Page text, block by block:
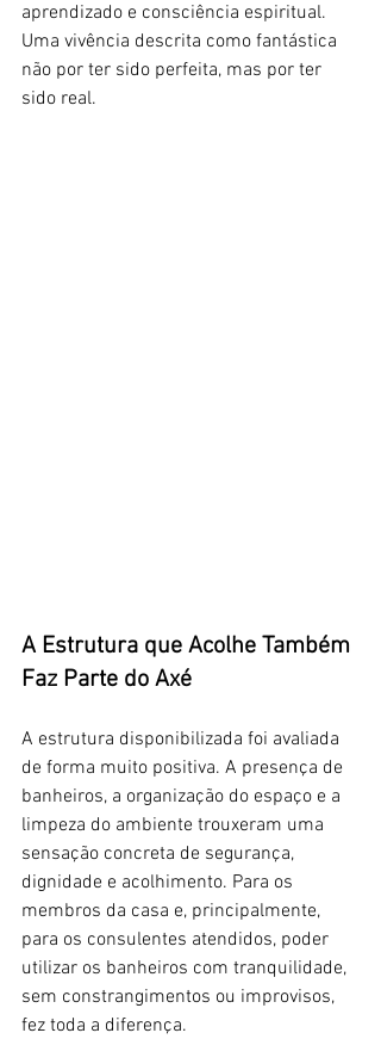
aprendizado e consciência espiritual.
Uma vivência descrita como fantástica
não por ter sido perfeita, mas por ter
sido real.
A Estrutura que Acolhe Também
Faz Parte do Axé
A estrutura disponibilizada foi avaliada
de forma muito positiva. A presença de
banheiros, a organização do espaço e a
limpeza do ambiente trouxeram uma
sensação concreta de segurança,
dignidade e acolhimento. Para os
membros da casa e, principalmente,
para os consulentes atendidos, poder
utilizar os banheiros com tranquilidade,
sem constrangimentos ou improvisos,
fez toda a diferença.